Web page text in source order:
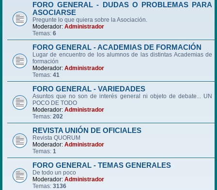
FORO GENERAL - DUDAS O PROBLEMAS PARA
ASOCIARSE
Pregunte lo que quiera sobre la Asociación.
Moderador: Administrador
Temas: 6
FORO GENERAL - ACADEMIAS DE FORMACIÓN
Lugar de encuentro de los alumnos de las distintas Academias de
formación
Moderador: Administrador
Temas: 41
FORO GENERAL - VARIEDADES
Asuntos que no son de interés general ni objeto de debate... UN
POCO DE TODO
Moderador: Administrador
Temas: 202
REVISTA UNIÓN DE OFICIALES
Revista QUORUM
Moderador: Administrador
Temas: 1
FORO GENERAL - TEMAS GENERALES
De todo un poco
Moderador: Administrador
Temas: 3136